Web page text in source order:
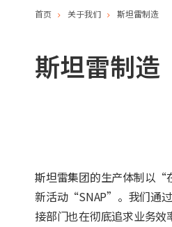
首页 关于我们 斯坦雷制造
斯坦雷制造
斯坦雷集团的生产体制以“
新活动“SNAP”。我们通
接部门也在彻底追求业务效